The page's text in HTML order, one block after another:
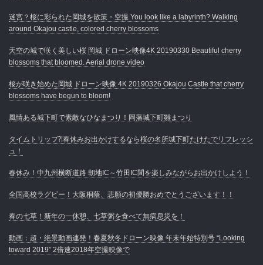
迷宮？桜に彩られた岡城を散策・空撮 You look like a labyrinth? Walking
around Okajou castle, colored cherry blossoms
天空の城で咲く美しい桜 岡城 ドローン映像4K 20190330 Beautiful cherry
blossoms that bloomed. Aerial drone video
桜が咲き始めた岡城 ドローン映像 4K 20190326 Okajou Castle that cherry
blossoms have begun to bloom!
風情ある城下町で素敵なひなまつり！岡藩城下町雛まつり
タイムトリップ⁈春休みお出かけするなら桜の名所城下町たけたでリフレッシ
ュ！
春休み！中九州横断道路 朝地IC～竹田IC間を楽しみながらお出かけしよう！
全国高校ラグビー！大阪桐蔭、悲願の初優勝おめでとうございます！！
春の七草！新年の一休憩、七草粥を食べて無病息災を！
動画：超・絶景動画連発！春夏秋冬ドローン映像 年末年始特別号 “Looking
toward 2019” 2倍速2018年空撮映像で